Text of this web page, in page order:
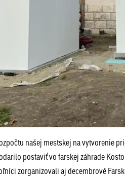
našej mestskej na vytvorenie
postaviť vo farskej záhrade
zorganizovali aj decembrové